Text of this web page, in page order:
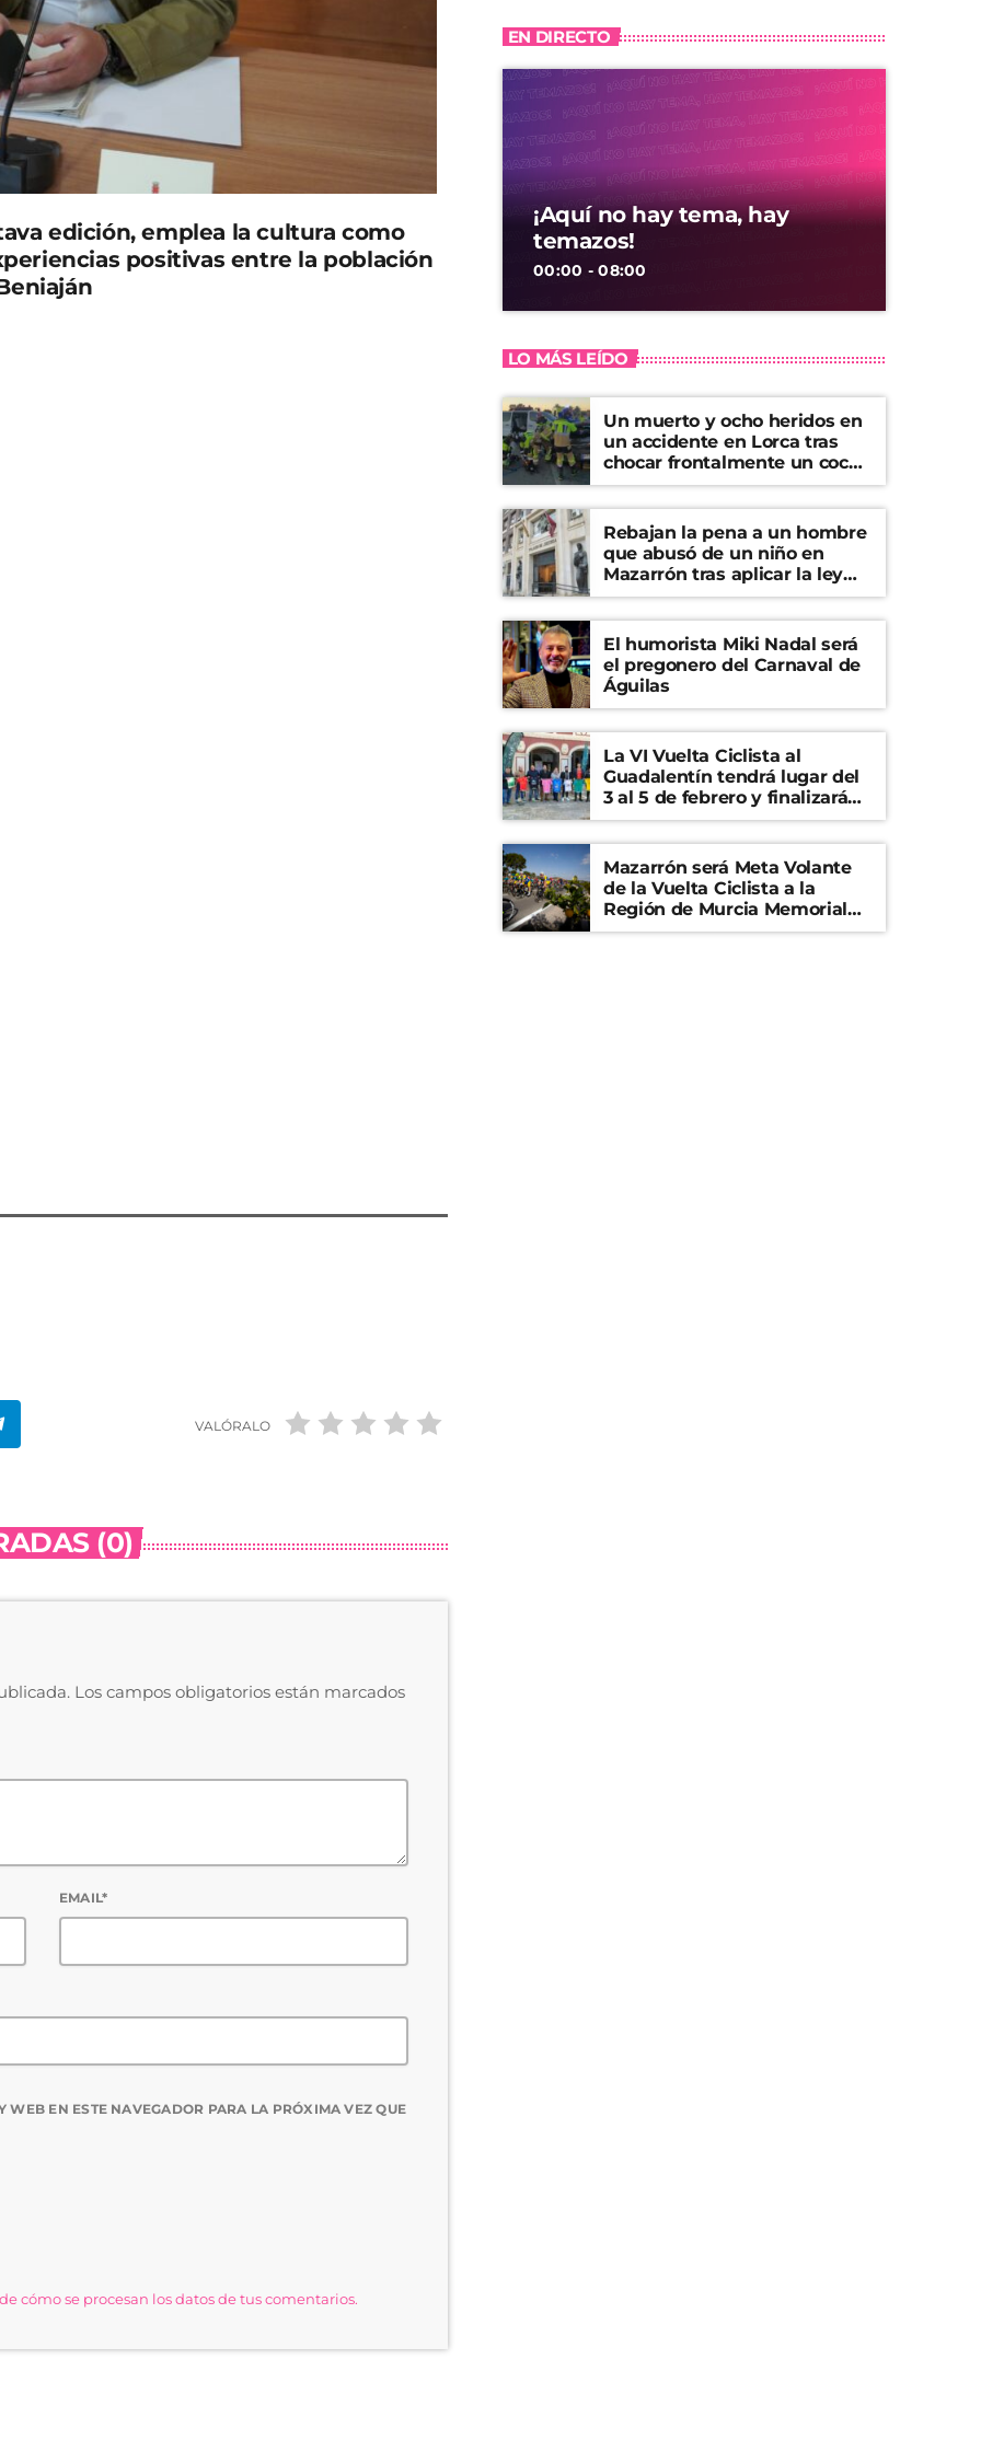
edición, emplea la cultura como
positivas entre la población
VALÓRALO
(0)
Los campos obligatorios están marcados
EMAIL*
WEB EN ESTE NAVEGADOR PARA LA PRÓXIMA VEZ QUE
cómo se procesan los datos de tus comentarios.
EN DIRECTO
¡Aquí no hay tema, hay
temazos!
00:00 - 08:00
LO MÁS LEÍDO
Un muerto y ocho heridos en
un accidente en Lorca tras
chocar frontalmente un coche
y una furgoneta
Rebajan la pena a un hombre
que abusó de un niño en
Mazarrón tras aplicar la ley
del ‘solo sí es sí’
El humorista Miki Nadal será
el pregonero del Carnaval de
Águilas
La VI Vuelta Ciclista al
Guadalentín tendrá lugar del
3 al 5 de febrero y finalizará
en el Castillo de Lorca
Mazarrón será Meta Volante
de la Vuelta Ciclista a la
Región de Murcia Memorial
Mariano Rojas